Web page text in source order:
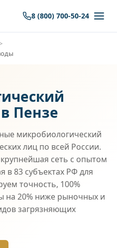
8 (800) 700-50-24
Пензе
микробиологический
лиц по всей России.
сеть с опытом
в 83 субъектах РФ для
точность, 100%
на 20% ниже рыночных и
загрязняющих